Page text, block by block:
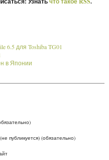
6.5 для Toshiba TG01
в Японии
публикуется) (обязательно)